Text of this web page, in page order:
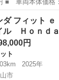
： フィットシ
ド ユーザー買
ィット
ダ フィット ｅ
ル Ｈｏｎｄ
円
ト
2025年
市